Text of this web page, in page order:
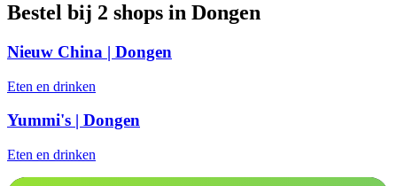
Bestel bij 2 shops in Dongen
Nieuw China | Dongen
Eten en drinken
Yummi's | Dongen
Eten en drinken